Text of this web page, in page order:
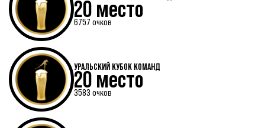
20 место
6757 очков
УРАЛЬСКИЙ КУБОК КОМАНД
20 место
3583 очков